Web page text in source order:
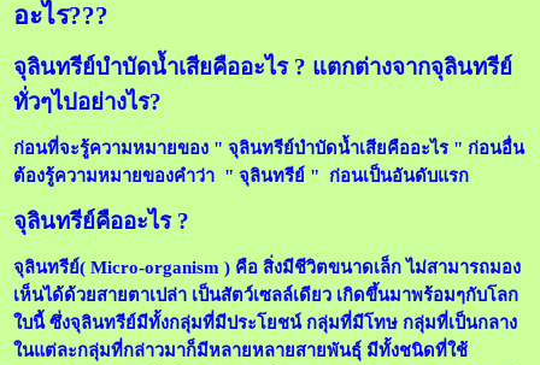
อะไร???
จุลินทรีย์บำบัดน้ำเสียคืออะไร ? แตกต่างจากจุลินทรีย์
ทั่วๆไปอย่างไร?
ก่อนที่จะรู้ความหมายของ " จุลินทรีย์บำบัดน้ำเสียคืออะไร " ก่อนอื่น
ต้องรู้ความหมายของคำว่า " จุลินทรีย์ " ก่อนเป็นอันดับแรก
จุลินทรีย์คืออะไร ?
จุลินทรีย์( Micro-organism ) คือ สิ่งมีชีวิตขนาดเล็ก ไม่สามารถมอง
เห็นได้ด้วยสายตาเปล่า เป็นสัตว์เซลล์เดียว เกิดขึ้นมาพร้อมๆกับโลก
ใบนี้ ซึ่งจุลินทรีย์มีทั้งกลุ่มที่มีประโยชน์ กลุ่มที่มีโทษ กลุ่มที่เป็นกลาง
ในแต่ละกลุ่มที่กล่าวมาก็มีหลายหลายสายพันธุ์ มีทั้งชนิดที่ใช้